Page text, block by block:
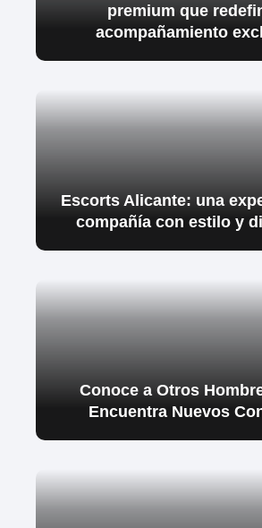
premium que
acompañamiento
Escorts Alicante: una
compañía con estilo y
Conoce a Otros
Encuentra Nuevos